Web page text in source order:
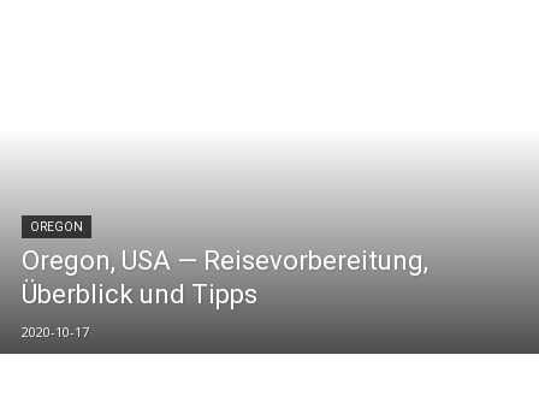
OREGON
Oregon, USA — Reisevorbereitung,
Überblick und Tipps
2020-10-17